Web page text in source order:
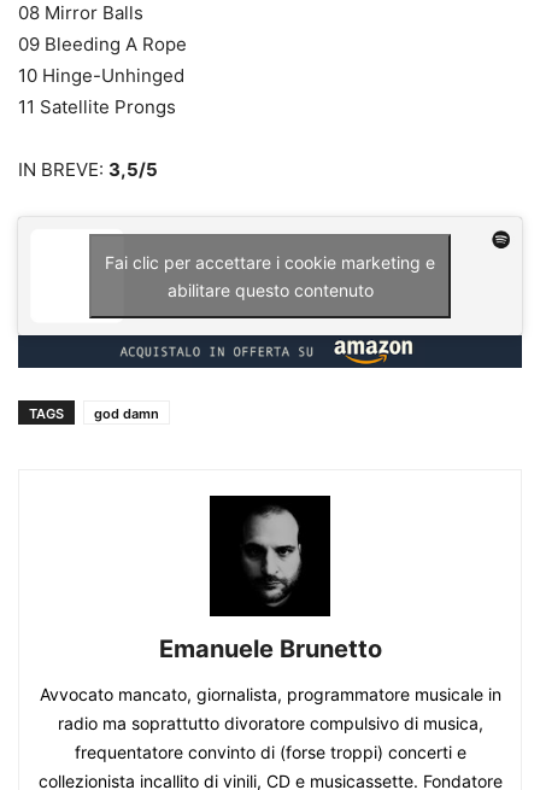
08 Mirror Balls
09 Bleeding A Rope
10 Hinge-Unhinged
11 Satellite Prongs
IN BREVE: 3,5/5
Fai clic per accettare i cookie marketing e
abilitare questo contenuto
TAGS god damn
Emanuele Brunetto
Avvocato mancato, giornalista, programmatore musicale in
radio ma soprattutto divoratore compulsivo di musica,
frequentatore convinto di (forse troppi) concerti e
collezionista incallito di vinili, CD e musicassette. Fondatore